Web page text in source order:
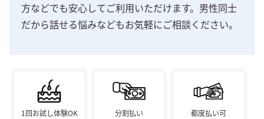
方などでも安心してご利用いただけます。男性同士
だから話せる悩みなどもお気軽にご相談ください。
1回お試し体験OK 分割払い 都度払い可